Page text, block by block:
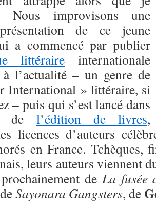
improvisons une
de ce jeune
a commencé par publier
littéraire internationale
à l’actualité – un genre de
International » littéraire, si
– puis qui s’est lancé dans
de l’édition de livres,
licences d’auteurs
en France. Tchèques,
leurs auteurs viennent
de La fusée
Sayonara Gangsters, de